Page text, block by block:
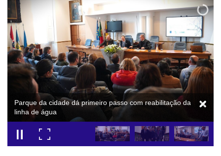
Parque da cidade dá primeiro passo com reabilitação da
linha de água